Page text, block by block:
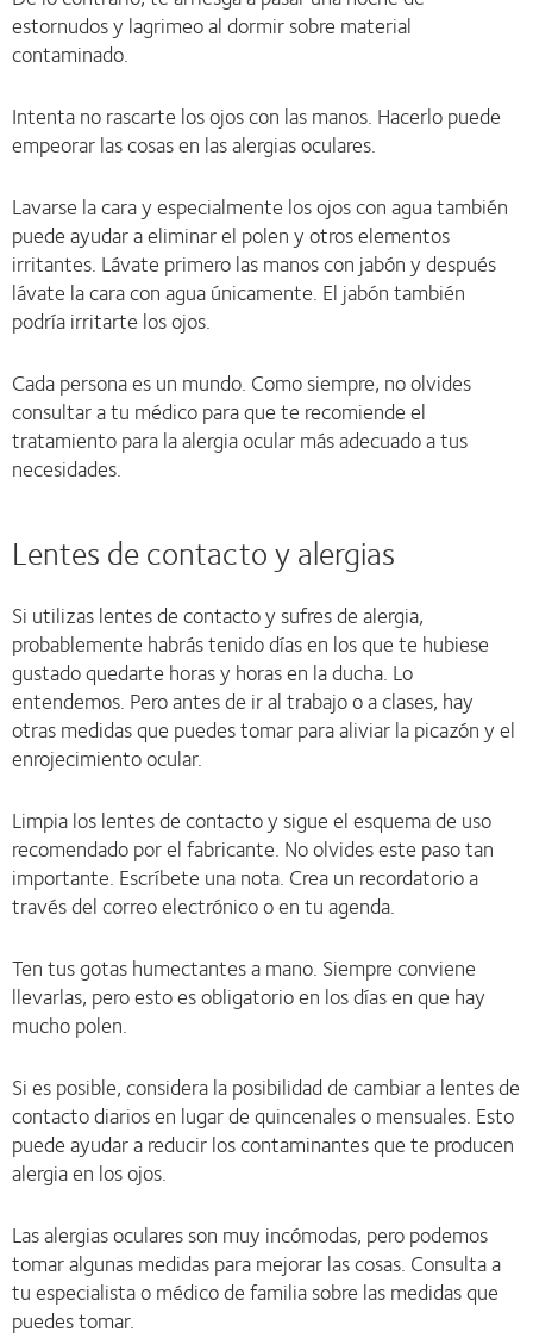
estornudos y lagrimeo al dormir sobre material
contaminado.
Intenta no rascarte los ojos con las manos. Hacerlo puede
empeorar las cosas en las alergias oculares.
Lavarse la cara y especialmente los ojos con agua también
puede ayudar a eliminar el polen y otros elementos
irritantes. Lávate primero las manos con jabón y después
lávate la cara con agua únicamente. El jabón también
podría irritarte los ojos.
Cada persona es un mundo. Como siempre, no olvides
consultar a tu médico para que te recomiende el
tratamiento para la alergia ocular más adecuado a tus
necesidades.
Lentes de contacto y alergias
Si utilizas lentes de contacto y sufres de alergia,
probablemente habrás tenido días en los que te hubiese
gustado quedarte horas y horas en la ducha. Lo
entendemos. Pero antes de ir al trabajo o a clases, hay
otras medidas que puedes tomar para aliviar la picazón y el
enrojecimiento ocular.
Limpia los lentes de contacto y sigue el esquema de uso
recomendado por el fabricante. No olvides este paso tan
importante. Escríbete una nota. Crea un recordatorio a
través del correo electrónico o en tu agenda.
Ten tus gotas humectantes a mano. Siempre conviene
llevarlas, pero esto es obligatorio en los días en que hay
mucho polen.
Si es posible, considera la posibilidad de cambiar a lentes de
contacto diarios en lugar de quincenales o mensuales. Esto
puede ayudar a reducir los contaminantes que te producen
alergia en los ojos.
Las alergias oculares son muy incómodas, pero podemos
tomar algunas medidas para mejorar las cosas. Consulta a
tu especialista o médico de familia sobre las medidas que
puedes tomar.